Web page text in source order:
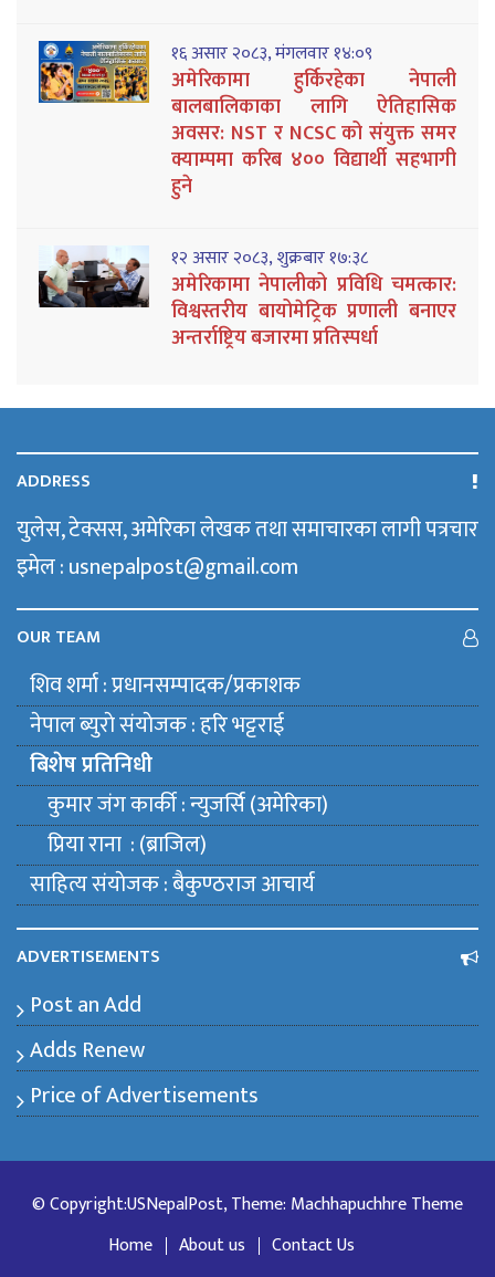
१६ असार २०८३, मंगलवार १४:०९
अमेरिकामा हुर्किरहेका नेपाली
बालबालिकाका लागि ऐतिहासिक
अवसर: NST र NCSC को संयुक्त समर
क्याम्पमा करिब ४०० विद्यार्थी सहभागी
हुने
१२ असार २०८३, शुक्रबार १७:३८
अमेरिकामा नेपालीको प्रविधि चमत्कार:
विश्वस्तरीय बायोमेट्रिक प्रणाली बनाएर
अन्तर्राष्ट्रिय बजारमा प्रतिस्पर्धा
ADDRESS
युलेस, टेक्सस, अमेरिका लेखक तथा समाचारका लागी पत्रचार
इमेल : usnepalpost@gmail.com
OUR TEAM
शिव शर्मा : प्रधानसम्पादक/प्रकाशक
नेपाल ब्युराे संयाेजक : हरि भट्टराई
बिशेष प्रतिनिधी
कुमार जंग कार्की : न्युजर्सि (अमेरिका)
प्रिया राना : (ब्राजिल)
साहित्य संयाेजक : बैकुण्ठराज आचार्य
ADVERTISEMENTS
Post an Add
Adds Renew
Price of Advertisements
© Copyright:USNepalPost, Theme: Machhapuchhre Theme
Home
About us Contact Us